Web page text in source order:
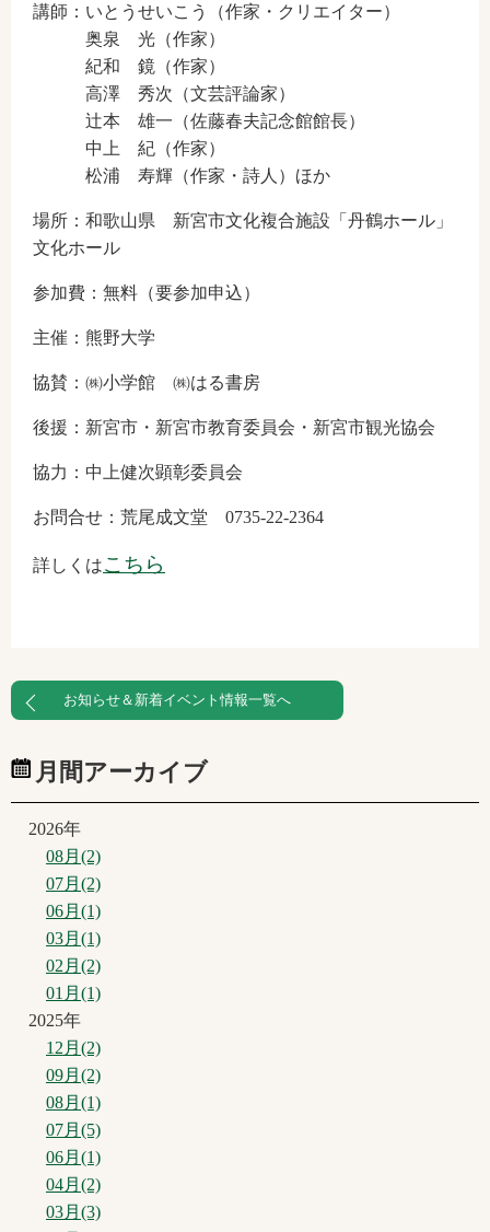
講師：いとうせいこう（作家・クリエイター）
奥泉 光（作家）
紀和 鏡（作家）
高澤 秀次（文芸評論家）
辻本 雄一（佐藤春夫記念館館長）
中上 紀（作家）
松浦 寿輝（作家・詩人）ほか
場所：和歌山県 新宮市文化複合施設「丹鶴ホール」
文化ホール
参加費：無料（要参加申込）
主催：熊野大学
協賛：㈱小学館 ㈱はる書房
後援：新宮市・新宮市教育委員会・新宮市観光協会
協力：中上健次顕彰委員会
お問合せ：荒尾成文堂 0735-22-2364
詳しくはこちら
お知らせ＆新着イベント情報一覧へ
月間アーカイブ
2026年
08月(2)
07月(2)
06月(1)
03月(1)
02月(2)
01月(1)
2025年
12月(2)
09月(2)
08月(1)
07月(5)
06月(1)
04月(2)
03月(3)